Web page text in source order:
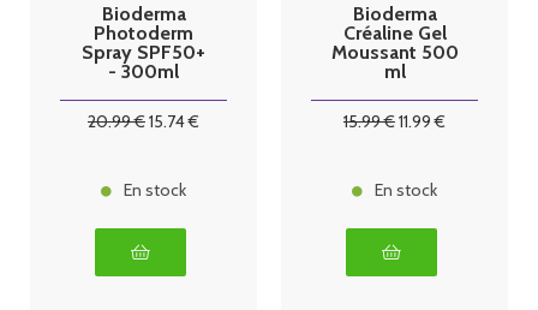
Bioderma
Photoderm
Spray SPF50+
- 300ml
20.99€15.74€
En stock
Bioderma
Créaline Gel
Moussant 500
ml
15.99€11.99 €
En stock